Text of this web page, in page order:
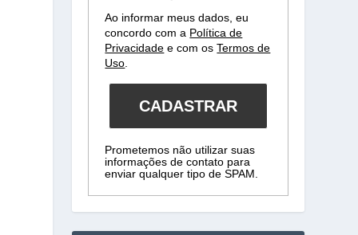
Ao informar meus dados, eu
concordo com a Política de
Privacidade e com osTermos de
Uso
CADASTRAR
Prometemos não utilizar suas
informações de contato para
enviar qualquer tipo de SPAM.